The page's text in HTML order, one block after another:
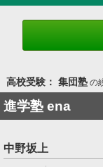
高校受験： 集団塾の
進学塾 ena
中野坂上